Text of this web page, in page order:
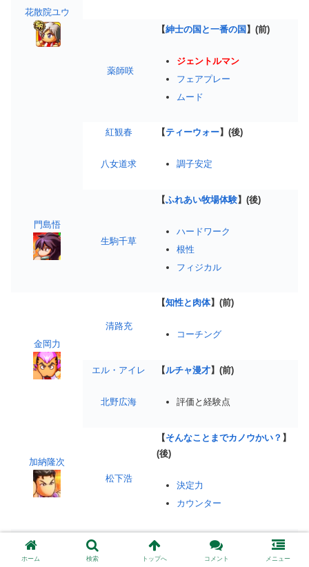
花散院ユウ
薬師咲
【紳士の国と一番の国 】(前)
ジェントルマン
フェアプレー
ムード
紅観春
八女道求
【ティーウォー】(後)
調子安定
門島悟
生駒千草
【ふれあい牧場体験】(後)
ハードワーク
根性
フィジカル
金岡力
清路充
【知性と肉体】(前)
コーチング
エル・アイレ
北野広海
【ルチャ漫才】(前)
評価と経験点
加納隆次
松下浩
【そんなことまでカノウかい？ 】
(後)
決定力
カウンター
【 ライムを刻むときだ！ 】(前)
ホーム 検索 トップへ コメント メニュー